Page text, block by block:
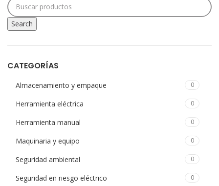
Search
CATEGORÍAS
Almacenamiento y empaque 0
Herramienta eléctrica 0
Herramienta manual 0
Maquinaria y equipo 0
Seguridad ambiental 0
Seguridad en riesgo eléctrico 0